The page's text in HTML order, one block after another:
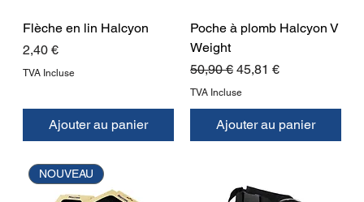
Flèche en lin Halcyon
Prix
2,40 €
TVA Incluse
Ajouter au panier
Poche à plomb Halcyon V
Weight
Prix original
50,90 € Prix promotionnel
45,81 €
TVA Incluse
Ajouter au panier
NOUVEAU